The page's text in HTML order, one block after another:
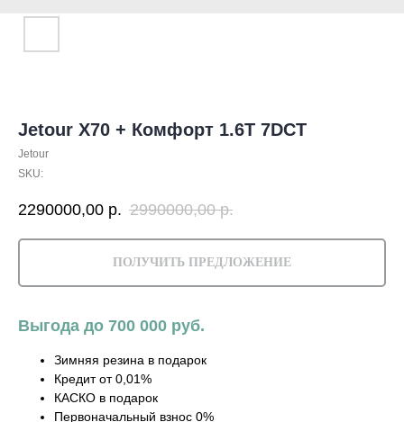
Jetour X70 + Комфорт 1.6T 7DCT
Jetour
SKU:
2290000,00 р. 2990000,00 р.
ПОЛУЧИТЬ ПРЕДЛОЖЕНИЕ
Выгода до 700 000 руб.
Зимняя резина в подарок
Кредит от 0,01%
КАСКО в подарок
Первоначальный взнос 0%